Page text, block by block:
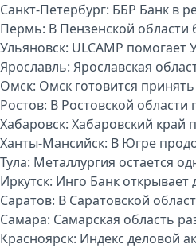
Санкт-Петербург: ББР Банк в
Пермь: В Пензенской области
Ульяновск: ULCAMP помогает
Ярославль: Ярославская
Омск: Омск готовится
Ростов: В Ростовской
Хабаровск: Хабаровский край
Ханты-Мансийск: В Югре
Тула: Металлургия остается
Иркутск: Инго Банк
Саратов: В Саратовской
Самара: Самарская область
Красноярск: Индекс деловой